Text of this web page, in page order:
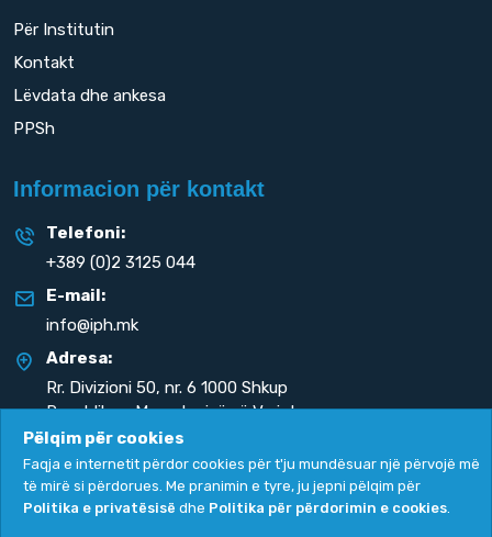
Për Institutin
Kontakt
Lëvdata dhe ankesa
PPSh
Informacion për kontakt
Telefoni:
+389 (0)2 3125 044
E-mail:
info@iph.mk
Adresa:
Rr. Divizioni 50, nr. 6 1000 Shkup
Republika e Maqedonisë së Veriut
Politika e privatësisë Politika për përdorimin e cookies
Pëlqim për cookies
Faqja e internetit përdor cookies për t'ju mundësuar një përvojë më
të mirë si përdorues. Me pranimin e tyre, ju jepni pëlqim për
Politika e privatësisë dhe Politika për përdorimin e cookies.